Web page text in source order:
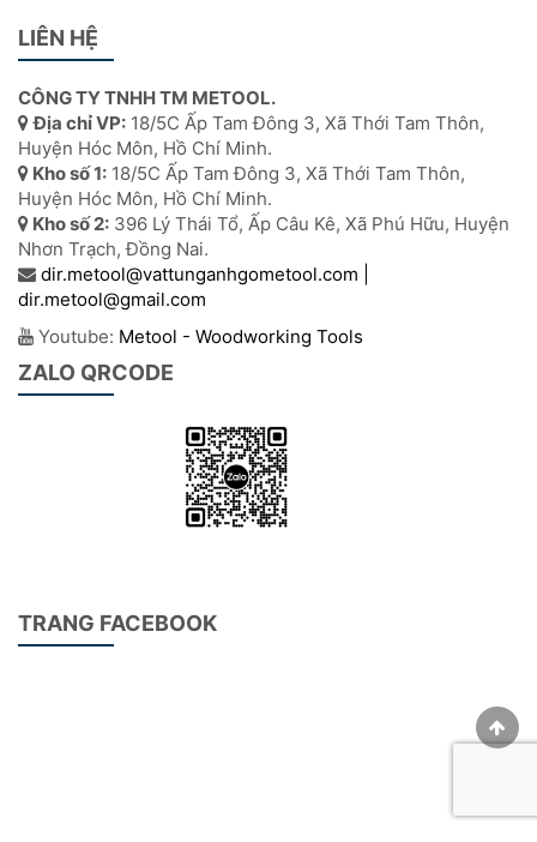
LIÊN HỆ
CÔNG TY TNHH TM METOOL.
Địa chỉ VP: 18/5C Ấp Tam Đông 3, Xã Thới Tam Thôn,
Huyện Hóc Môn, Hồ Chí Minh.
Kho số 1: 18/5C Ấp Tam Đông 3, Xã Thới Tam Thôn,
Huyện Hóc Môn, Hồ Chí Minh.
Kho số 2: 396 Lý Thái Tổ, Ấp Câu Kê, Xã Phú Hữu, Huyện
Nhơn Trạch, Đồng Nai.
dir.metool@vattunganhgometool.com |
dir.metool@gmail.com
Youtube: Metool - Woodworking Tools
ZALO QRCODE
TRANG FACEBOOK